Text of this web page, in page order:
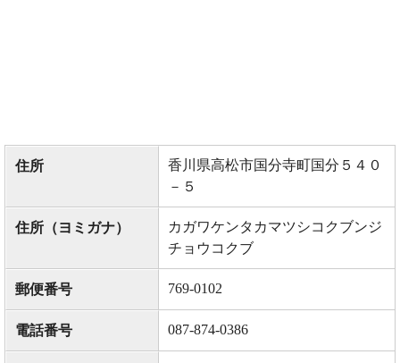
住所
香川県高松市国分寺町国分５４０
－５
住所（ヨミガナ）
カガワケンタカマツシコクブンジ
チョウコクブ
郵便番号 769-0102
電話番号 087-874-0386